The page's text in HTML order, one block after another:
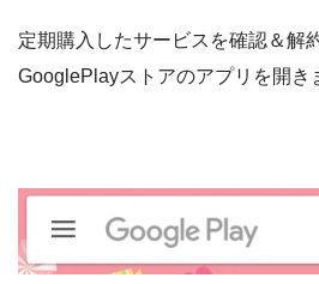
定期購入したサービスを確認＆解
GooglePlayストアのアプリを開き